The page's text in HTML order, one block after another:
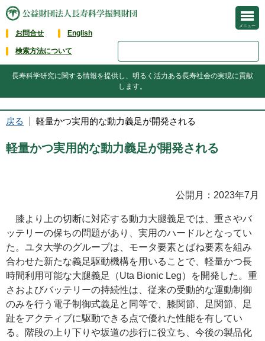
お問合せ English
検索方法について
メニュー
長寿科学研究に関する情報を提供し、明るく活力ある長寿社会の実現に貢献
します。
戻る 軽量かつ実用的な動力義足が開発される
軽量かつ実用的な動力義足が開発される
公開月：2023年7月
膝より上の切断に対応する動力大腿義足では、重さやバ
ッテリーの保ちの問題があり、実用のハードルとなってい
た。ユタ大学のグループは、モータ要素とばね要素を組み
合わせた新たな義足駆動機構を用いることで、軽量かつ長
時間利用可能な大腿義足（Uta Bionic Leg）を開発した。重
さおよびバッテリーの持続性は、従来の受動的な運動制御
のみを行う電子制御式義足と同等で、膝関節、足関節、足
趾をアクティブに駆動できる点で優れた性能を有してい
る。階段の上り下りや坂道の歩行に役立ち、今後の製品化